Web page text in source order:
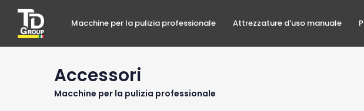
Macchine per la pulizia professionale Attrezzature d'uso manuale
Accessori
Macchine per la pulizia professionale